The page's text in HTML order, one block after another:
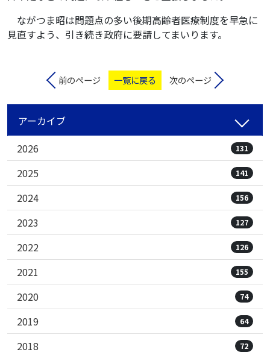
ながつま昭は問題点の多い後期高齢者医療制度を早急に
見直すよう、引き続き政府に要請してまいります。
前のページ 一覧に戻る 次のページ
アーカイブ
2026
131
2025 141
2024 156
2023 127
2022 126
2021 155
2020 74
2019 64
2018 72